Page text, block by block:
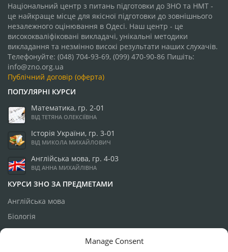
Manage Consent
Національний центр з питань підготовки до ЗНО та НМТ -
це найкраще місце для якісної підготовки до зовнішнього
незалежного оцінювання в Одесі. Наш центр - це
висококваліфіковані викладачі, унікальні методики
викладання та незмінно високі результати наших слухачів.
Телефонуйте: (048) 704-93-69, (099) 470-90-86 Пишіть:
info@zno.org.ua
Публічний договір (оферта)
ПОПУЛЯРНІ КУРСИ
Математика, гр. 2-01
ВІД ТЕТЯНА ОЛЕКСІЇВНА
Історія України, гр. 3-01
ВІД МИКОЛА МИХАЙЛОВИЧ
Англійська мова, гр. 4-03
ВІД АННА МИХАЙЛІВНА
КУРСИ ЗНО ЗА ПРЕДМЕТАМИ
Англійська мова
Біологія
Географія